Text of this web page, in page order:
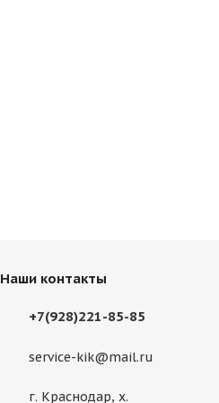
Наши контакты
+7(928)221-85-85
service-kik@mail.ru
г. Краснодар, х.